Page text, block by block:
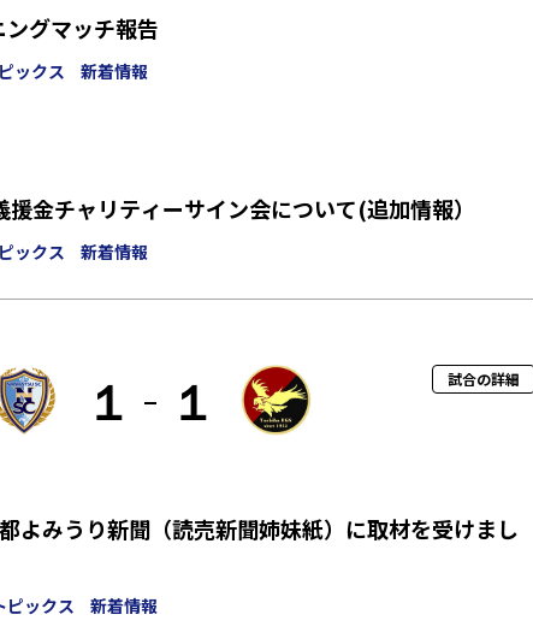
グマッチ報告
ックス 新着情報
金チャリティーサイン会について(追加情報）
ックス 新着情報
１ １ 試合の詳細
よみうり新聞（読売新聞姉妹紙）に取材を受けまし
ピックス 新着情報